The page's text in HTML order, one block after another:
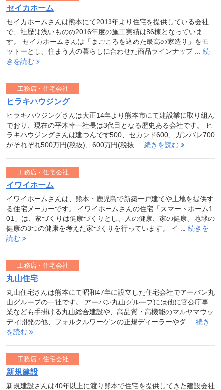
セイカホーム
セイカホームさんは熊本にて2013年より住宅を提供している会社
で、社歴は浅いものの2016年度の施工実績は86棟となっていま
す。 セイカホームさんは「まごころを込めた最高の家造り」をモ
ットーとし、住まう人の暮らしに合わせた商品ラインナップ ... 続
きを読む
ヒラキハウジング
ヒラキハウジングさんは大正14年より熊本市にて建設業に取り組ん
でおり、現在の平木幸一社長は3代目となる歴史ある会社です。 ヒ
ラキハウジングさんは建つんです500、セカンド600、ガンバレ700
がそれぞれ500万円(税抜)、600万円(税抜 ... 続きを読む
工務店・住宅会社
イワイホーム
イワイホームさんは、熊本・鹿児島で新築一戸建てや土地を提供す
る住宅メーカーです。 イワイホームさんの住宅「スマートホーム1
01」は、家づくりは健康づくりとし、人の健康、家の健康、地球の
健康の3つの健康を考えた家づくりを行っています。 イ ... 続きを
読む
工務店・住宅会社
丸山住宅
丸山住宅さんは熊本にて昭和47年に設立した住宅会社でアーバン丸
山グループの一社です。 アーバン丸山グループには他に官公庁事
業なども手掛ける丸山総合建設や、高品質・高機能のマルヤマウッ
ディ開発の他、フォルクルワーゲンの正規ディーラーやダ ... 続き
を読む
工務店・住宅会社
新規建設
新規建設さんは40年以上に渡り熊本で住宅を提供してきた建設会社
工務店・住宅会社